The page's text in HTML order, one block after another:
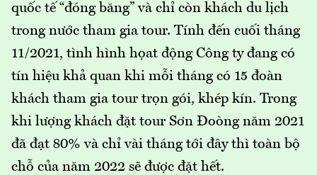
quốc tế “đóng băng” và chỉ còn khách du lịch
trong nước tham gia tour. Tính đến cuối tháng
11/2021, tình hình họat động Công ty đang có
tín hiệu khả quan khi mỗi tháng có 15 đoàn
khách tham gia tour trọn gói, khép kín. Trong
khi lượng khách đặt tour Sơn Đoòng năm 2021
đã đạt 80% và chỉ vài tháng tới đây thì toàn bộ
chỗ của năm 2022 sẽ được đặt hết.